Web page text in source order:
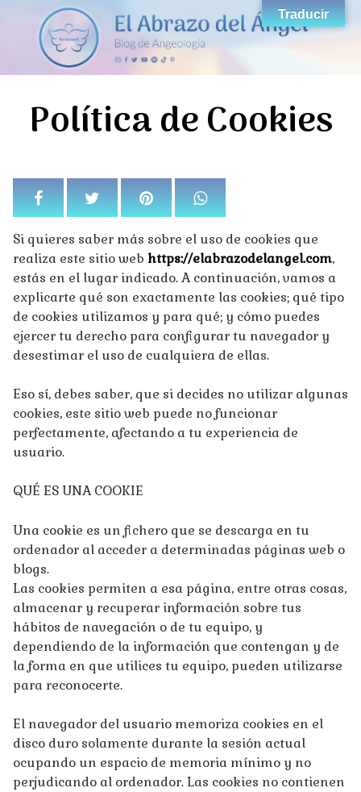
contenido
Política de Cookies
Si quieres saber más sobre el uso de cookies que
realiza este sitio web https://elabrazodelangel.com,
estás en el lugar indicado. A continuación, vamos a
explicarte qué son exactamente las cookies; qué tipo
de cookies utilizamos y para qué; y cómo puedes
ejercer tu derecho para configurar tu navegador y
desestimar el uso de cualquiera de ellas.
Eso sí, debes saber, que si decides no utilizar algunas
cookies, este sitio web puede no funcionar
perfectamente, afectando a tu experiencia de
usuario.
QUÉ ES UNA COOKIE
Una cookie es un fichero que se descarga en tu
ordenador al acceder a determinadas páginas web o
blogs.
Las cookies permiten a esa página, entre otras cosas,
almacenar y recuperar información sobre tus
hábitos de navegación o de tu equipo, y
dependiendo de la información que contengan y de
la forma en que utilices tu equipo, pueden utilizarse
para reconocerte.
El navegador del usuario memoriza cookies en el
disco duro solamente durante la sesión actual
ocupando un espacio de memoria mínimo y no
perjudicando al ordenador. Las cookies no contienen
Traducir